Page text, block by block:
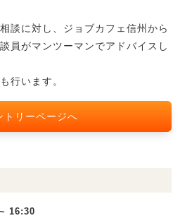
談に対し、ジョブカフェ信州から
員がマンツーマンでアドバイスし
行います。
トリーページへ
16:30